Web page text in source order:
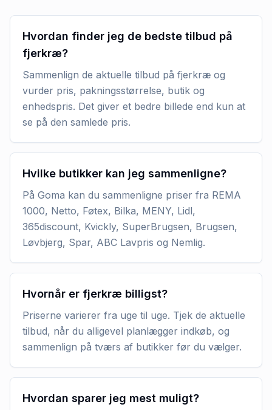
Hvordan finder jeg de bedste tilbud på
fjerkræ?
Sammenlign de aktuelle tilbud på fjerkræ og
vurder pris, pakningsstørrelse, butik og
enhedspris. Det giver et bedre billede end kun at
se på den samlede pris.
Hvilke butikker kan jeg sammenligne?
På Goma kan du sammenligne priser fra REMA
1000, Netto, Føtex, Bilka, MENY, Lidl,
365discount, Kvickly, SuperBrugsen, Brugsen,
Løvbjerg, Spar, ABC Lavpris og Nemlig.
Hvornår er fjerkræ billigst?
Priserne varierer fra uge til uge. Tjek de aktuelle
tilbud, når du alligevel planlægger indkøb, og
sammenlign på tværs af butikker før du vælger.
Hvordan sparer jeg mest muligt?